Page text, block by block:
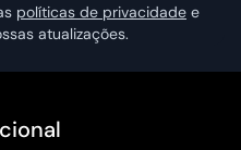
políticas de privacidade e
atualizações.